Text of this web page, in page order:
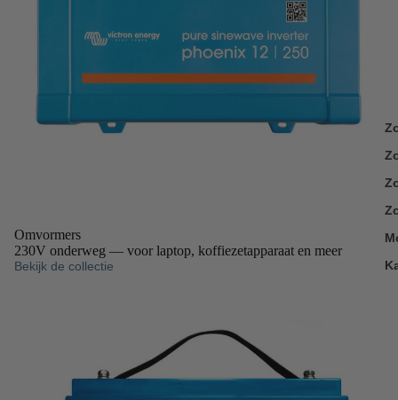
Omvormers
230V onderweg — voor laptop, koffiezetapparaat en meer
Bekijk de collectie